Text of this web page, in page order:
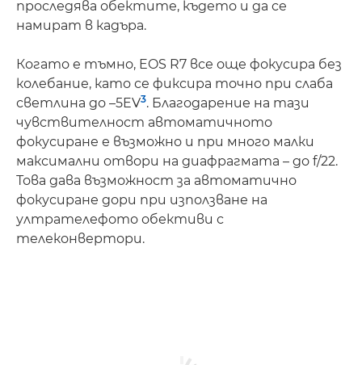
проследява обектите, където и да се
намират в кадъра.
Когато е тъмно, EOS R7 все още фокусира без
колебание, като се фиксира точно при слаба
светлина до –5EV3. Благодарение на тази
чувствителност автоматичното
фокусиране е възможно и при много малки
максимални отвори на диафрагмата – до f/22.
Това дава възможност за автоматично
фокусиране дори при използване на
ултрателефото обективи с
телеконвертори.